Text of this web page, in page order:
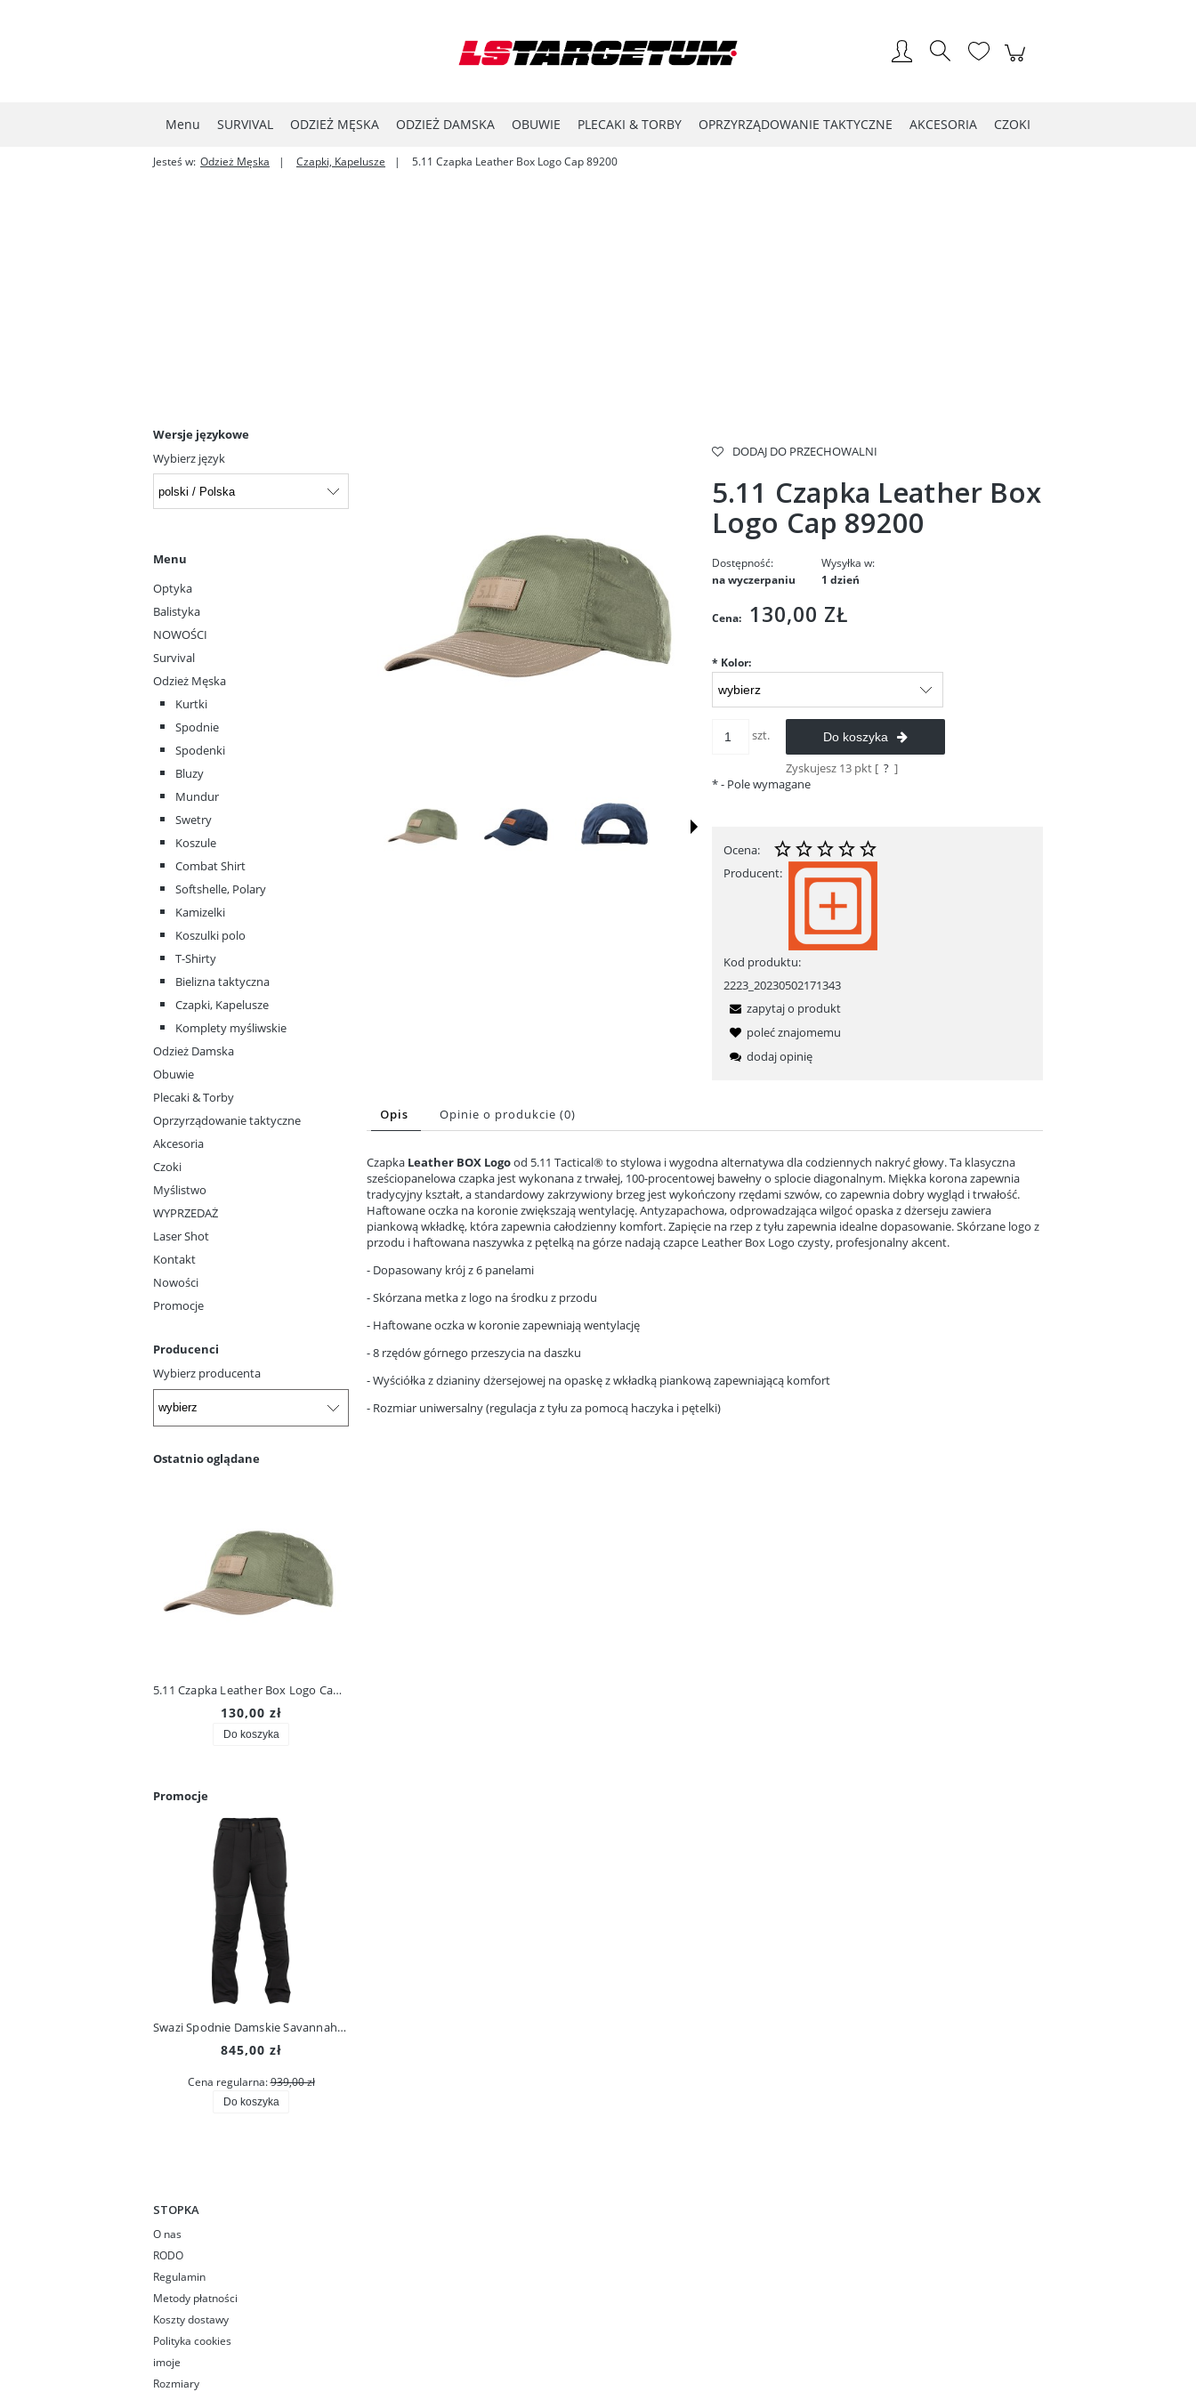
Menu SURVIVAL ODZIEŻ MĘSKA ODZIEŻ DAMSKA OBUWIE PLECAKI & TORBY OPRZYRZĄDOWANIE TAKTYCZNE AKCESORIA CZOKI
Jesteś w: Odzież Męska Czapki, Kapelusze 5.11 Czapka Leather Box Logo Cap 89200
Wersje językowe
Wybierz język
Menu
Optyka
Balistyka
NOWOŚCI
Survival
Odzież Męska
Kurtki
Spodnie
Spodenki
Bluzy
Mundur
Swetry
Koszule
Combat Shirt
Softshelle, Polary
Kamizelki
Koszulki polo
T-Shirty
Bielizna taktyczna
Czapki, Kapelusze
Komplety myśliwskie
Odzież Damska
Obuwie
Plecaki & Torby
Oprzyrządowanie taktyczne
Akcesoria
Czoki
Myślistwo
WYPRZEDAŻ
Laser Shot
Kontakt
Nowości
Promocje
Producenci
Wybierz producenta
Ostatnio oglądane
5.11 Czapka Leather Box Logo Cap 89200
130,00 zł
Do koszyka
Promocje
Swazi Spodnie Damskie Savannah Pants Iron Sand
845,00 zł
Cena regularna:939,00 zł
Do koszyka
DODAJ DO PRZECHOWALNI
5.11 Czapka Leather Box
Logo Cap 89200
Dostępność:
na wyczerpaniu
Wysyłka w:
1 dzień
Cena: 130,00 ZŁ
* Kolor:
szt. Do koszyka
Zyskujesz 13 pkt [ ? ]
*- Pole wymagane
Ocena:
Producent:
Kod produktu:
2223_20230502171343
zapytaj o produkt
poleć znajomemu
dodaj opinię
Opis Opinie o produkcie (0)
Czapka Leather BOX Logood 5.11 Tactical® to stylowa i wygodna alternatywa dla codziennych nakryć głowy. Ta klasyczna
sześciopanelowa czapka jest wykonana z trwałej, 100-procentowej bawełny o splocie diagonalnym. Miękka korona zapewnia
tradycyjny kształt, a standardowy zakrzywiony brzeg jest wykończony rzędami szwów, co zapewnia dobry wygląd i trwałość.
Haftowane oczka na koronie zwiększają wentylację. Antyzapachowa, odprowadzająca wilgoć opaska z dżerseju zawiera
piankową wkładkę, która zapewnia całodzienny komfort. Zapięcie na rzep z tyłu zapewnia idealne dopasowanie. Skórzane logo z
przodu i haftowana naszywka z pętelką na górze nadają czapce Leather Box Logo czysty, profesjonalny akcent.
- Dopasowany krój z 6 panelami
- Skórzana metka z logo na środku z przodu
- Haftowane oczka w koronie zapewniają wentylację
- 8 rzędów górnego przeszycia na daszku
- Wyściółka z dzianiny dżersejowej na opaskę z wkładką piankową zapewniającą komfort
- Rozmiar uniwersalny (regulacja z tyłu za pomocą haczyka i pętelki)
STOPKA
O nas
RODO
Regulamin
Metody płatności
Koszty dostawy
Polityka cookies
imoje
Rozmiary